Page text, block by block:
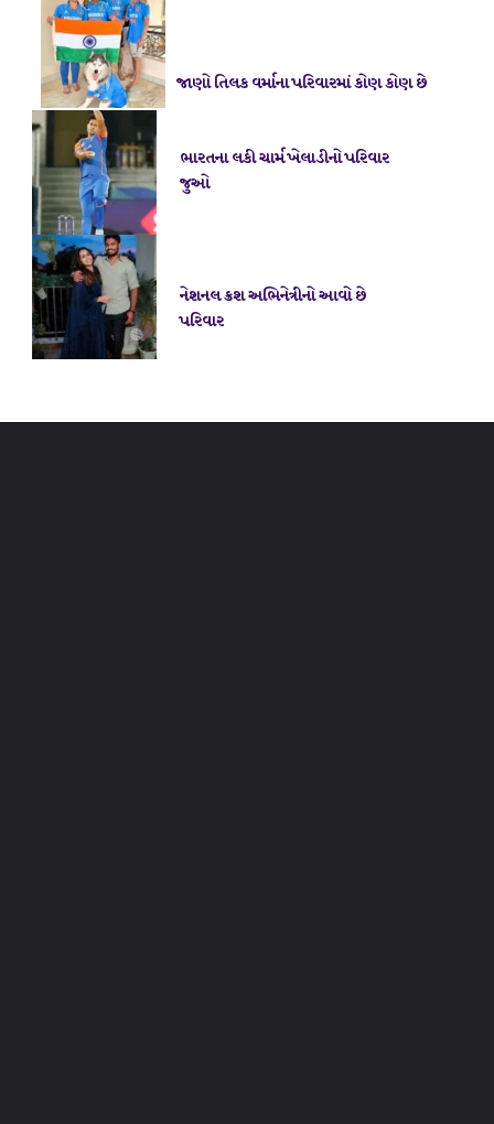
જાણો તિલક વર્માના પરિવારમાં કોણ કોણ છે
ભારતના લકી ચાર્મ ખેલાડીનો પરિવાર
જુઓ
નેશનલ ક્રશ અભિનેત્રીનો આવો છે
પરિવાર